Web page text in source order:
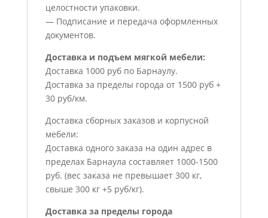
целостности упаковки.
— Подписание и передача оформленных
документов.
Доставка и подъем мягкой мебели:
Доставка 1000 руб по Барнаулу.
Доставка за пределы города от 1500 руб +
30 руб/км.
Доставка сборных заказов и корпусной
мебели:
Доставка одного заказа на один адрес в
пределах Барнаула составляет 1000-1500
руб. (вес заказа не превышает 300 кг,
свыше 300 кг +5 руб/кг).
Доставка за пределы города